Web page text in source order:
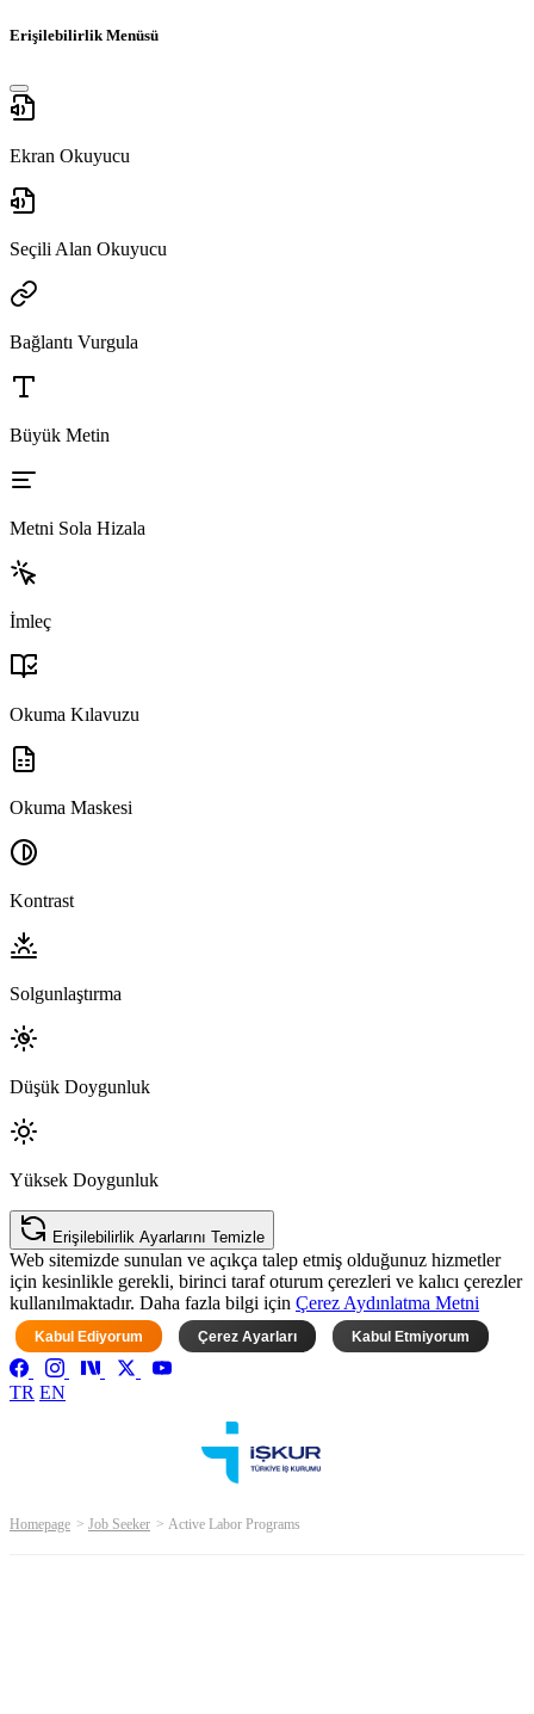
Erişilebilirlik Menüsü
Ekran Okuyucu
Seçili Alan Okuyucu
Bağlantı Vurgula
Büyük Metin
Metni Sola Hizala
İmleç
Okuma Kılavuzu
Okuma Maskesi
Kontrast
Solgunlaştırma
Düşük Doygunluk
Yüksek Doygunluk
Erişilebilirlik Ayarlarını Temizle
Web sitemizde sunulan ve açıkça talep etmiş olduğunuz hizmetler
için kesinlikle gerekli, birinci taraf oturum çerezleri ve kalıcı çerezler
kullanılmaktadır. Daha fazla bilgi için Çerez Aydınlatma Metni
Kabul Ediyorum Çerez Ayarları Kabul Etmiyorum
TR EN
Homepage Job Seeker Active Labor Programs